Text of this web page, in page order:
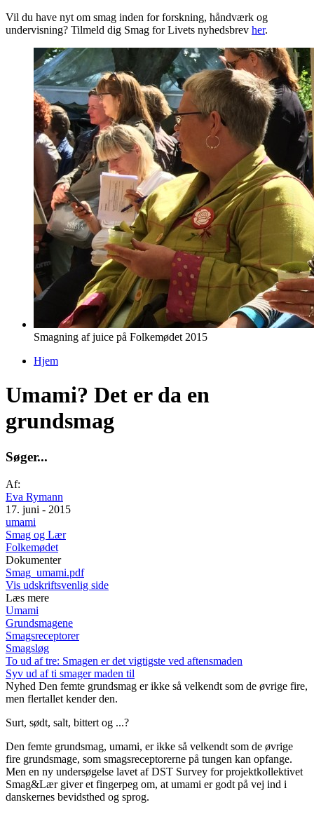
Vil du have nyt om smag inden for forskning, håndværk og
undervisning? Tilmeld dig Smag for Livets nyhedsbrev her.
Smagning af juice på Folkemødet 2015
Hjem
Umami? Det er da en
grundsmag
Søger...
Af:
Eva Rymann
17. juni - 2015
umami
Smag og Lær
Folkemødet
Dokumenter
Smag_umami.pdf
Vis udskriftsvenlig side
Læs mere
Umami
Grundsmagene
Smagsreceptorer
Smagsløg
To ud af tre: Smagen er det vigtigste ved aftensmaden
Syv ud af ti smager maden til
Nyhed Den femte grundsmag er ikke så velkendt som de øvrige fire,
men flertallet kender den.
Surt, sødt, salt, bittert og ...?
Den femte grundsmag, umami, er ikke så velkendt som de øvrige
fire grundsmage, som smagsreceptorerne på tungen kan opfange.
Men en ny undersøgelse lavet af DST Survey for projektkollektivet
Smag&Lær giver et fingerpeg om, at umami er godt på vej ind i
danskernes bevidsthed og sprog.